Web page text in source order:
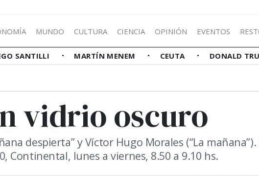
MUNDO CULTURA CIENCIA OPINIÓN EVENTOS
SANTILLI MARTÍN MENEM CEUTA DONALD
vidrio oscuro
despierta” y Víctor Hugo Morales (“La mañana”).
Continental, lunes a viernes, 8.50 a 9.10 hs.